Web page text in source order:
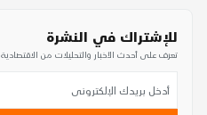
للإشتراك في النشرة
تعرف على أحدث الأخبار والتحليلات من الاقتصادية